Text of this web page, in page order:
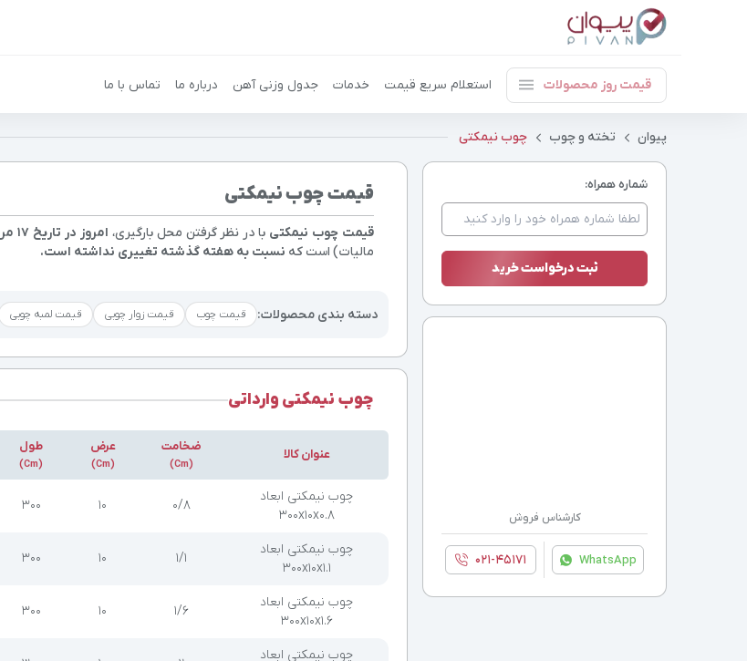
قیمت روز محصولات استعلام سریع قیمت خدمات جدول وزنی آهن درباره ما تماس با ما
پیوان تخته و چوب چوب نیمکتی
قیمت چوب نیمکتی
قیمت چوب نیمکتی با در نظر گرفتن محل بارگیری، امروز در تاریخ ۱۷ مرداد ۱۴۰۵
مالیات) است که نسبت به هفته گذشته تغییری نداشته است.
دسته بندی محصولات: قیمت چوب قیمت زوار چوبی قیمت لمبه چوبی
چوب نیمکتی وارداتی
عنوان کالا
ضخامت
(Cm)
عرض
(Cm)
طول
(Cm)
چوب نیمکتی ابعاد
300x10x0.8
۰/۸ ۱۰ ۳۰۰
چوب نیمکتی ابعاد
300x10x1.1
۱/۱ ۱۰ ۳۰۰
چوب نیمکتی ابعاد
300x10x1.6
۱/۶ ۱۰ ۳۰۰
چوب نیمکتی ابعاد
شماره همراه:
کارشناس فروش
WhatsApp ۰۲۱-۴۵۱۷۱